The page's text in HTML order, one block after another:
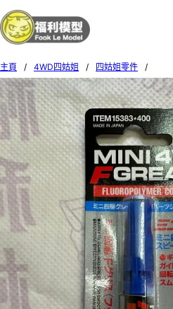
主頁 / 4WD四姑姐 / 四姑姐零件
/
Tamiya 15383 MINI 4WD F GREASE 153831